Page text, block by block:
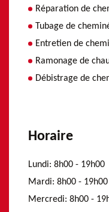
Réparation de
Tubage de
Entretien de
Ramonage de
Débistrage de
Horaire
Lundi: 8h00 - 19h00
Mardi: 8h00 - 19h00
Mercredi: 8h00 -